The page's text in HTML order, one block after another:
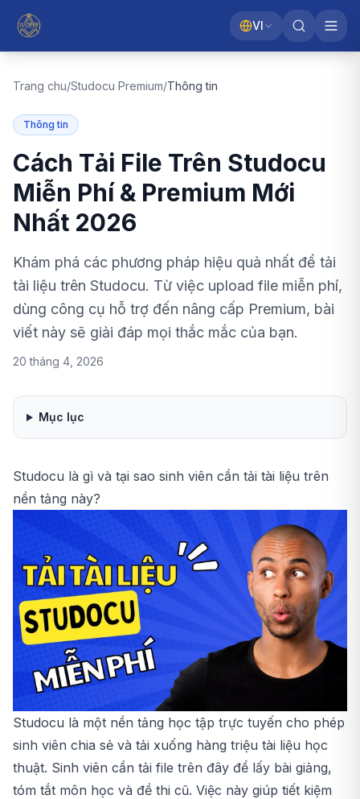
VI
Trang chu/Studocu Premium/Thông tin
Thông tin
Cách Tải File Trên Studocu
Miễn Phí & Premium Mới
Nhất 2026
Khám phá các phương pháp hiệu quả nhất để tải
tài liệu trên Studocu. Từ việc upload file miễn phí,
dùng công cụ hỗ trợ đến nâng cấp Premium, bài
viết này sẽ giải đáp mọi thắc mắc của bạn.
20 tháng 4, 2026
Mục lục
Studocu là gì và tại sao sinh viên cần tải tài liệu trên
nền tảng này?
Studocu là một nền tảng học tập trực tuyến cho phép
sinh viên chia sẻ và tải xuống hàng triệu tài liệu học
thuật. Sinh viên cần tải file trên đây để lấy bài giảng,
tóm tắt môn học và đề thi cũ. Việc này giúp tiết kiệm